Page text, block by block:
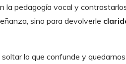
la pedagogía vocal y
sino para devolverle
soltar lo que confunde y